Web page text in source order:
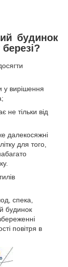
будинок
у вирішення
не тільки від
далекосяжні
для того,
спека,
будинок
повітря в